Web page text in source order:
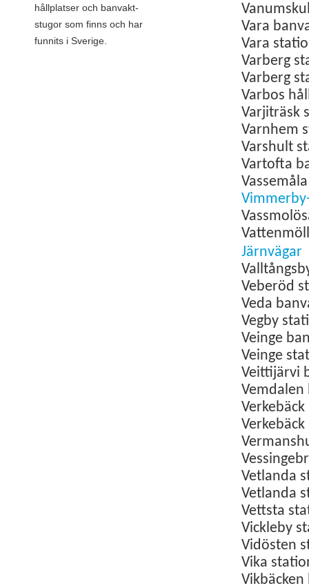
Vara
Vara
Varberg
Varberg
Varbos
Varjiträsk
Varnhem
Varshult
Vartofta
Järnvägar
Veberöd
Veda
Vegby
Veinge
Veinge
Veittijärvi
Verkebäck
Verkebäck
Vetlanda
Vetlanda
Vettsta
Vickleby
Vidösten
Vika
hållplatser och banvakt-
stugor som finns och har
funnits i Sverige.